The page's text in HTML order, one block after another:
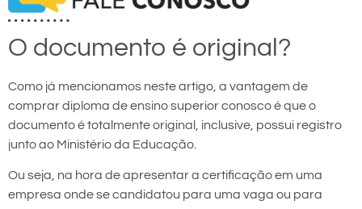
O documento é original?
Como já mencionamos neste artigo, a vantagem de
comprar diploma de ensino superior conosco é que o
documento é totalmente original, inclusive, possui registro
junto ao Ministério da Educação.
Ou seja, na hora de apresentar a certificação em uma
empresa onde se candidatou para uma vaga ou para